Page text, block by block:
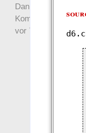
Danke für Deinen
Kommentar!
vor 7 Jahre 22